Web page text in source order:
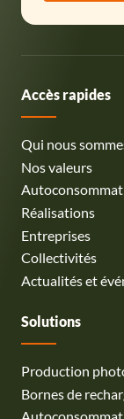
Accès rapides
Qui nous
Nos valeurs
Réalisations
Entreprises
Collectivités
Actualités et
Solutions
Production
Bornes de